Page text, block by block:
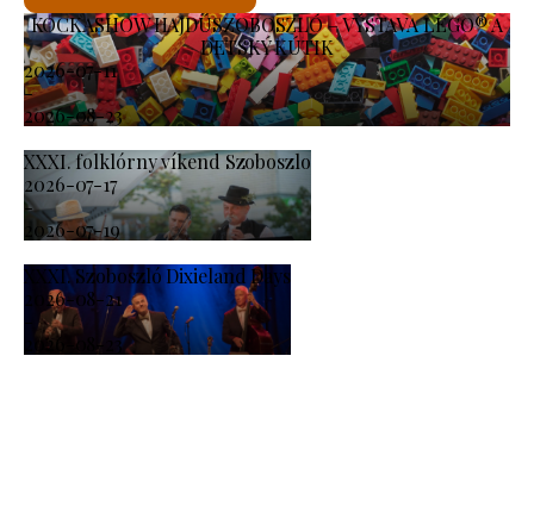
KOCKASHOW HAJDÚSZOBOSZLÓ – VÝSTAVA LEGO® A
DETSKÝ KÚTIK
2026-07-11
-
2026-08-23
XXXI. folklórny víkend Szoboszlo
2026-07-17
-
2026-07-19
XXXI. Szoboszló Dixieland Days
2026-08-21
-
2026-08-23